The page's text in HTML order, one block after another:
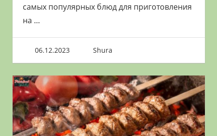
самых популярных блюд для приготовления
на …
06.12.2023 Shura